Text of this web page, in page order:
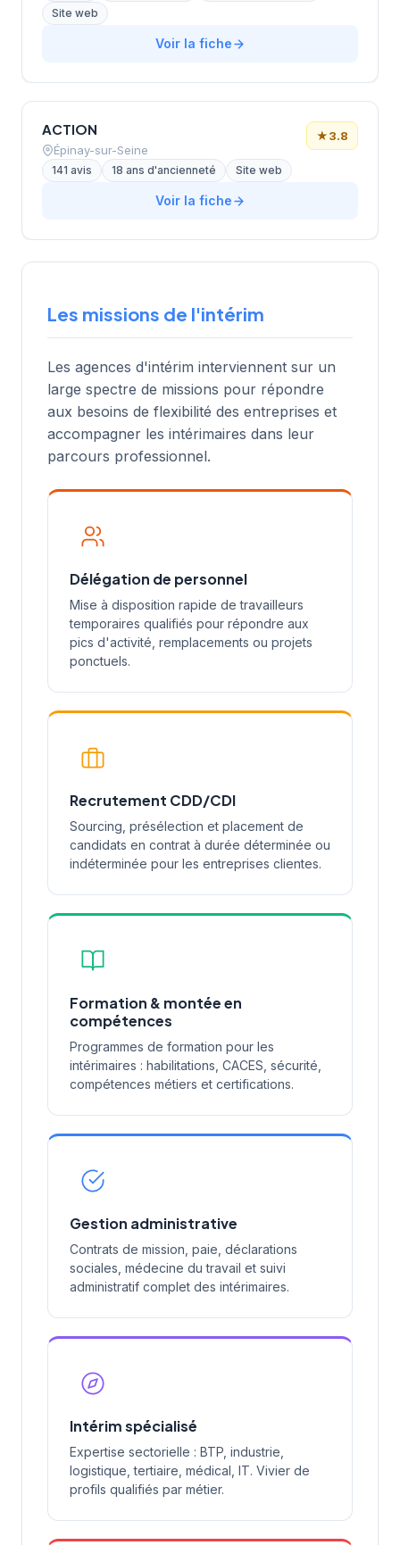
Site web
Voir la fiche
ACTION
Épinay-sur-Seine
★3.8
141 avis 18 ans d'ancienneté Site web
Voir la fiche
Les missions de l'intérim
Les agences d'intérim interviennent sur un
large spectre de missions pour répondre
aux besoins de flexibilité des entreprises et
accompagner les intérimaires dans leur
parcours professionnel.
Délégation de personnel
Mise à disposition rapide de travailleurs
temporaires qualifiés pour répondre aux
pics d'activité, remplacements ou projets
ponctuels.
Recrutement CDD/CDI
Sourcing, présélection et placement de
candidats en contrat à durée déterminée ou
indéterminée pour les entreprises clientes.
Formation & montée en
compétences
Programmes de formation pour les
intérimaires : habilitations, CACES, sécurité,
compétences métiers et certifications.
Gestion administrative
Contrats de mission, paie, déclarations
sociales, médecine du travail et suivi
administratif complet des intérimaires.
Intérim spécialisé
Expertise sectorielle : BTP, industrie,
logistique, tertiaire, médical, IT. Vivier de
profils qualifiés par métier.